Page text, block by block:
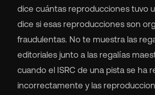
dice cuántas reproducciones tuvo
dice si esas reproducciones son
fraudulentas. No te muestra las
editoriales junto a las regalías
cuando el ISRC de una pista se ha
incorrectamente y las